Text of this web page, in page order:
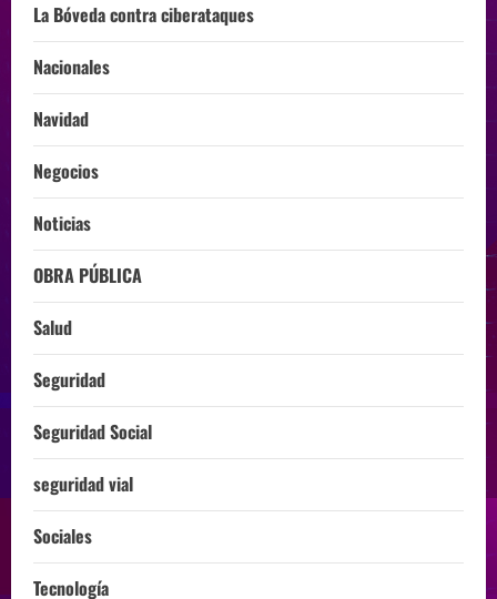
La Bóveda contra ciberataques
Nacionales
Navidad
Negocios
Noticias
OBRA PÚBLICA
Salud
Seguridad
Seguridad Social
seguridad vial
Sociales
Tecnología